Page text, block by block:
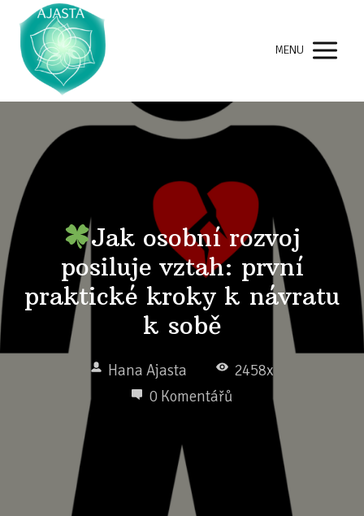
MENU
Jak osobní rozvoj
posiluje vztah: první
praktické kroky k návratu
k sobě
Hana Ajasta
2458x
0 Komentářů